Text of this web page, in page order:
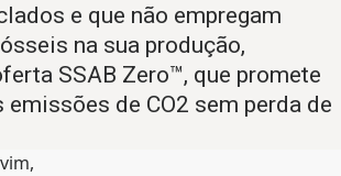
e que não empregam
na sua produção,
SSAB Zero™, que promete
emissões de CO2 sem perda de